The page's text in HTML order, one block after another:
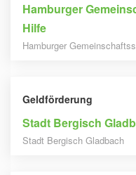
Hamburger
Hilfe
Hamburger
Geldförderung
Stadt Bergisch
Stadt Bergisch Gladbach